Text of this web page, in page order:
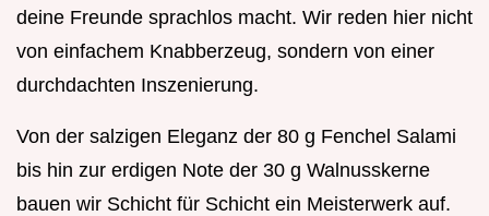
deine Freunde sprachlos macht. Wir reden hier nicht
von einfachem Knabberzeug, sondern von einer
durchdachten Inszenierung.
Von der salzigen Eleganz der 80 g Fenchel Salami
bis hin zur erdigen Note der 30 g Walnusskerne
bauen wir Schicht für Schicht ein Meisterwerk auf.